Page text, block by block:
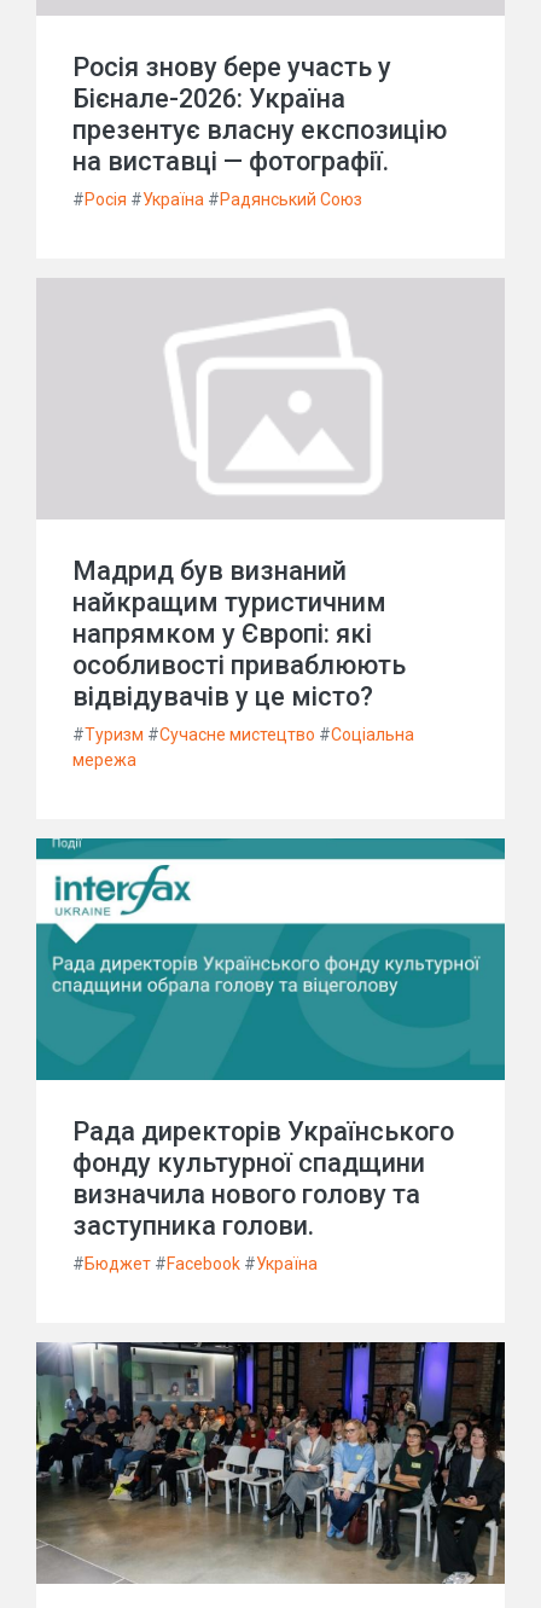
Росія знову бере участь у
Бієнале-2026: Україна
презентує власну експозицію
на виставці — фотографії.
#Росія #Україна #Радянський Союз
Мадрид був визнаний
найкращим туристичним
напрямком у Європі: які
особливості приваблюють
відвідувачів у це місто?
#Туризм #Сучасне мистецтво #Соціальна
мережа
Рада директорів Українського
фонду культурної спадщини
визначила нового голову та
заступника голови.
#Бюджет #Facebook #Україна